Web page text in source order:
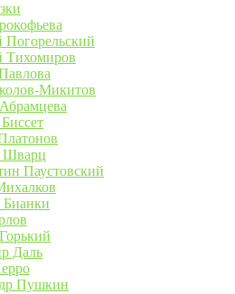
Тихомиров
Микитов
Шварц
Паустовский
Даль
Пушкин